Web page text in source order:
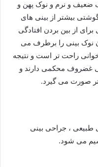
و نرم و نوک پهن و
بیشتر از بینی های
از بین بردن افتادگی
نوک بینی را برطرف می
راحت تر است و نتیجه
غضروف محکمی دارند و
صورت می گیرد.
، جراحی بینی
می شود.